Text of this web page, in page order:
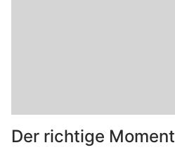
Der richtige Moment